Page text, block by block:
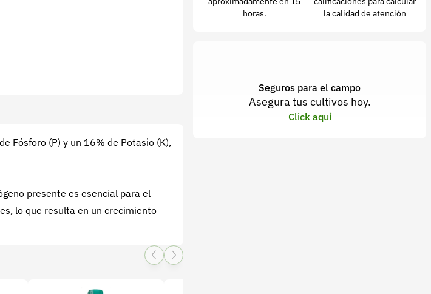
Fósforo (P) y un 16% de Potasio (K),
presente es esencial para el
lo que resulta en un crecimiento
horas.
la calidad de atención
Seguros para el campo
Asegura tus cultivos hoy.
Click aquí